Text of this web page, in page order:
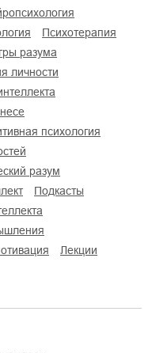
психотерапия
игры разума
личности
психология
разум
подкасты
лекции